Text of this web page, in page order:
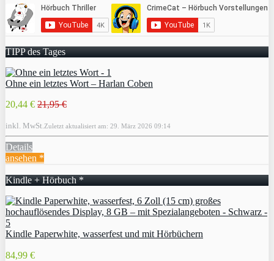
TIPP des Tages
Ohne ein letztes Wort – Harlan Coben
20,44 € 21,95 €
inkl. MwSt. Zuletzt aktualisiert am: 29. März 2026 09:14
Details
ansehen *
Kindle + Hörbuch *
Kindle Paperwhite, wasserfest und mit Hörbüchern
84,99 €